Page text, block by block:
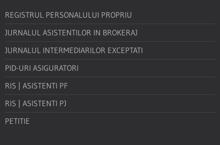
REGISTRUL PERSONALULUI PROPRIU
JURNALUL ASISTENTILOR IN BROKERAJ
JURNALUL INTERMEDIARILOR EXCEPTATI
PID-URI ASIGURATORI
RIS | ASISTENTI PF
RIS | ASISTENTI PJ
PETITIE